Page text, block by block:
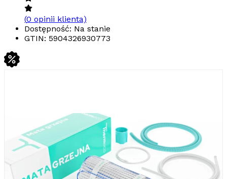
(0 opinii klienta)
Dostępność: Na stanie
GTIN: 5904326930773